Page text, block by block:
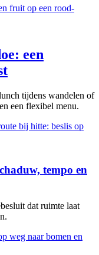
een
tijdens wandelen of
een flexibel menu.
tempo en
dat ruimte laat